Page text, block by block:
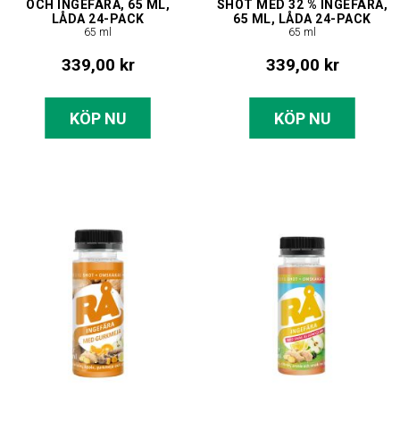
OCH INGEFÄRA, 65 ML,
LÅDA 24-PACK
65 ml
339,00 kr
KÖP NU
SHOT MED 32 % INGEFÄRA,
65 ML, LÅDA 24-PACK
65 ml
339,00 kr
KÖP NU